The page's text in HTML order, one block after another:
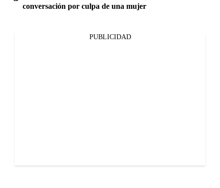
conversación por culpa de una mujer
PUBLICIDAD